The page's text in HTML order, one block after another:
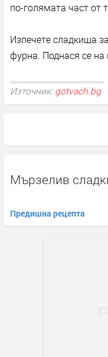
по-голямата част от
Изпечете сладкиша
фурна. Поднася се на
Източник: gotvach.bg
Мързелив
Предишна рецепта